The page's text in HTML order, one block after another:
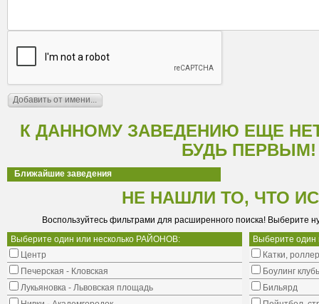
К ДАННОМУ ЗАВЕДЕНИЮ ЕЩЕ
БУДЬ ПЕРВЫМ!
Ближайшие заведения
НЕ НАШЛИ ТО, ЧТО
Воспользуйтесь фильтрами для расширенного поиска! Выберите
Выберите один или несколько РАЙОНОВ:
Центр
Печерская - Кловская
Лукьяновка - Львовская площадь
Выберите
Катки,
Боулинг
Бильярд